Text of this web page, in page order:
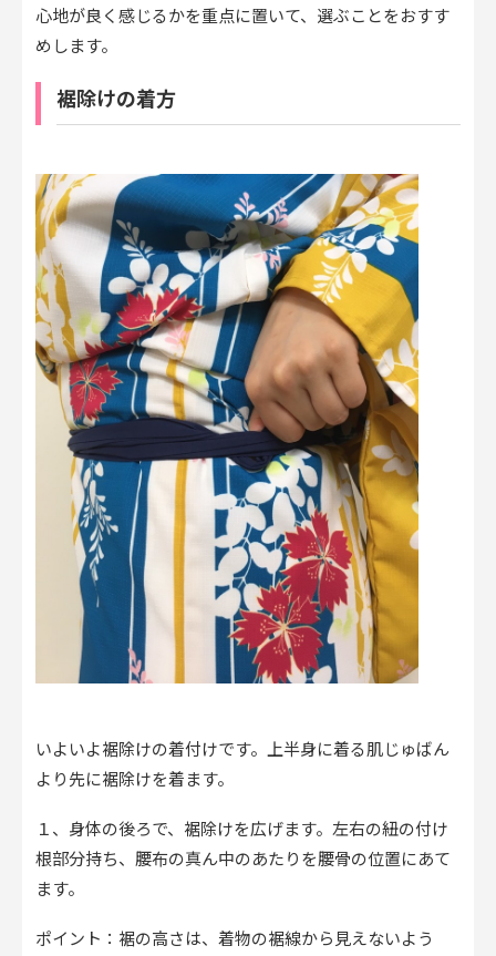
心地が良く感じるかを重点に置いて、選ぶことをおすす
めします。
裾除けの着方
いよいよ裾除けの着付けです。上半身に着る肌じゅばん
より先に裾除けを着ます。
１、身体の後ろで、裾除けを広げます。左右の紐の付け
根部分持ち、腰布の真ん中のあたりを腰骨の位置にあて
ます。
ポイント：裾の高さは、着物の裾線から見えないよう